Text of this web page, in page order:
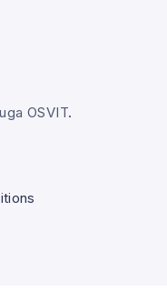
OSVIT.